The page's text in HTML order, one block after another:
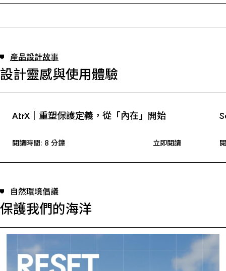
產品設計故事
設計靈感與使用體驗
AirX｜重塑保護定義，從「內在」開始
閱讀時間: 8 分鐘 立即閱讀
自然環境倡議
保護我們的海洋